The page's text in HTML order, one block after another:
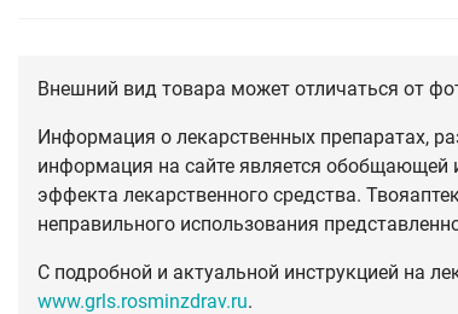
Внешний вид товара может отличаться от
Информация о лекарственных препаратах,
информация на сайте является обобщающей
эффекта лекарственного средства.
неправильного использования
С подробной и актуальной инструкцией на
www.grls.rosminzdrav.ru.